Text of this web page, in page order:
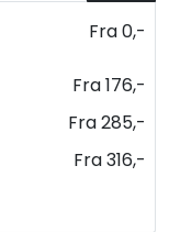
Fra 0,-
Fra 176,-
Fra 285,-
Fra 316,-